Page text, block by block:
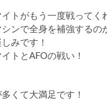
トがもう一度戦ってく
ンで全身を補強するの
みです！
トとAFOの戦い！
くて大満足です！